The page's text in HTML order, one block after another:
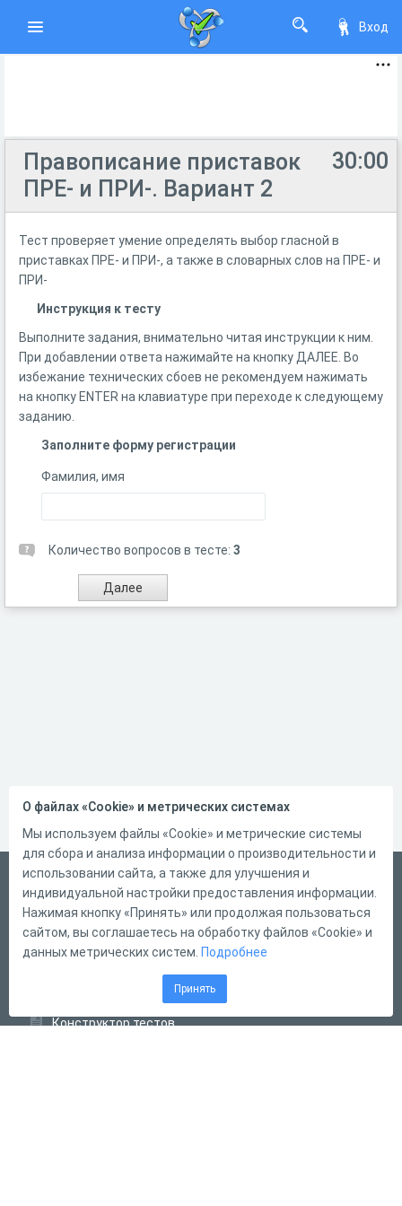
Вход
30:00
Правописание приставок
ПРЕ- и ПРИ-. Вариант 2
Тест проверяет умение определять выбор гласной в
приставках ПРЕ- и ПРИ-, а также в словарных слов на ПРЕ- и
ПРИ-
Инструкция к тесту
Выполните задания, внимательно читая инструкции к ним.
При добавлении ответа нажимайте на кнопку ДАЛЕЕ. Во
избежание технических сбоев не рекомендуем нажимать
на кнопку ENTER на клавиатуре при переходе к следующему
заданию.
Заполните форму регистрации
Фамилия, имя
Количество вопросов в тесте: 3
Русский
Справка
Форма обратной связи
Конструктор тестов
О файлах «Cookie» и метрических системах
Мы используем файлы «Cookie» и метрические системы
для сбора и анализа информации о производительности и
использовании сайта, а также для улучшения и
индивидуальной настройки предоставления информации.
Нажимая кнопку «Принять» или продолжая пользоваться
сайтом, вы соглашаетесь на обработку файлов «Cookie» и
данных метрических систем. Подробнее
Принять